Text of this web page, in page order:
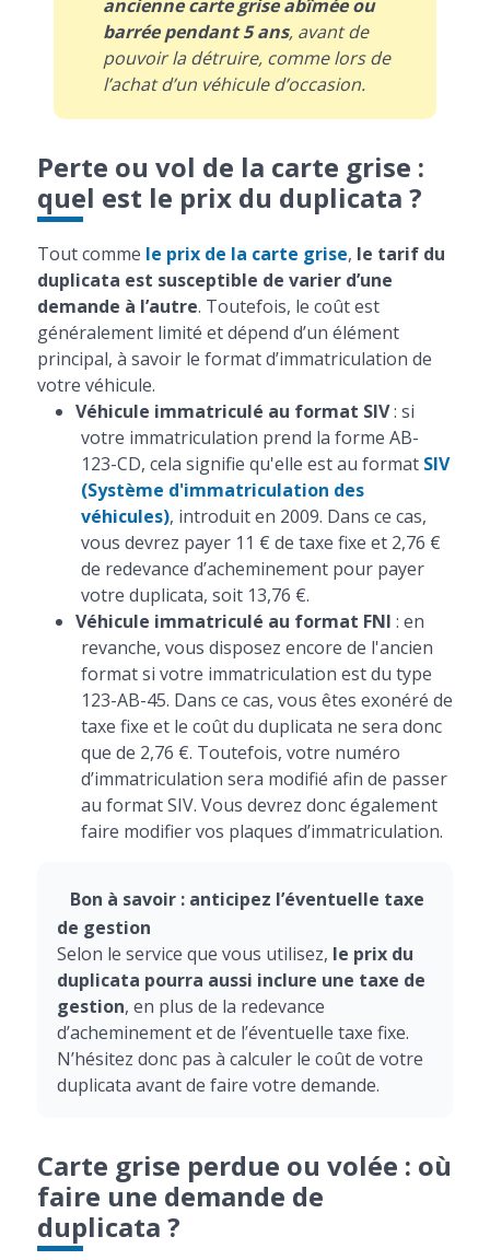
ancienne carte grise abîmée ou
barrée pendant 5 ans, avant de
pouvoir la détruire, comme lors de
l’achat d’un véhicule d’occasion.
Perte ou vol de la carte grise :
quel est le prix du duplicata ?
Tout comme le prix de la carte grise, le tarif du
duplicata est susceptible de varier d’une
demande à l’autre. Toutefois, le coût est
généralement limité et dépend d’un élément
principal, à savoir le format d’immatriculation de
votre véhicule.
Véhicule immatriculé au format SIV: si
votre immatriculation prend la forme AB-
123-CD, cela signifie qu'elle est au format SIV
(Système d'immatriculation des
véhicules), introduit en 2009. Dans ce cas,
vous devrez payer 11 € de taxe fixe et 2,76 €
de redevance d’acheminement pour payer
votre duplicata, soit 13,76 €.
Véhicule immatriculé au format FNI : en
revanche, vous disposez encore de l'ancien
format si votre immatriculation est du type
123-AB-45. Dans ce cas, vous êtes exonéré de
taxe fixe et le coût du duplicata ne sera donc
que de 2,76 €. Toutefois, votre numéro
d’immatriculation sera modifié afin de passer
au format SIV. Vous devrez donc également
faire modifier vos plaques d’immatriculation.
Bon à savoir : anticipez l’éventuelle taxe
de gestion
Selon le service que vous utilisez, le prix du
duplicata pourra aussi inclure une taxe de
gestion, en plus de la redevance
d’acheminement et de l’éventuelle taxe fixe.
N’hésitez donc pas à calculer le coût de votre
duplicata avant de faire votre demande.
Carte grise perdue ou volée : où
faire une demande de
duplicata ?